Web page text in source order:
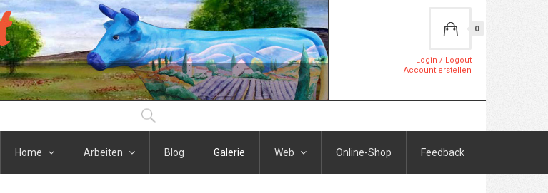
0
Login / Logout
Account erstellen
Home Arbeiten Blog Galerie Web Online-Shop Feedback